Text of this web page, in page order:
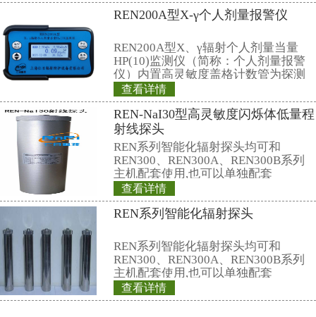
护措施使身体避免受到伤害。
1.加强对健康知识的宣传学习，
识。
2.严格按照说明书进行操作。
3.电器摆放位置适当。
4.儿童、孕妇和体弱多病的人群
电视、玩电脑的时间和距离。
5.多参加体育锻炼，增强体质。
6.饮食方面，可多食用含有高蛋
素的食物，如：豆类、螺旋藻类